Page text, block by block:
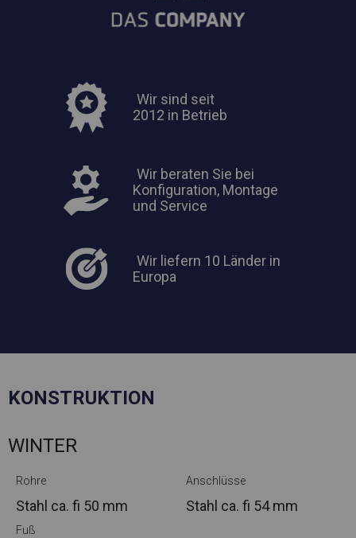
Wir sind seit
2012 in Betrieb
Wir beraten Sie bei
Konfiguration, Montage
und Service
Wir liefern 10 Länder in
Europa
KONSTRUKTION
WINTER
Rohre
Stahl ca. fi 50 mm
Anschlüsse
Stahl ca. fi 54 mm
Fuß